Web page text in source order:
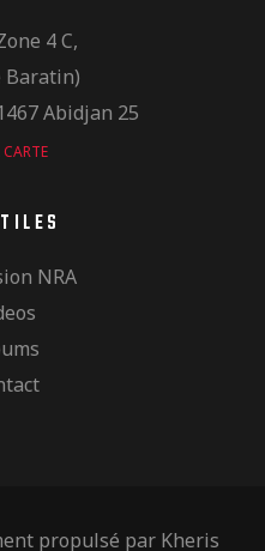
4 C,
Baratin)
Abidjan 25
NRA
propulsé par Kheris